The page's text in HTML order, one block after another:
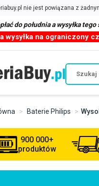
do południa a wysyłka
wysyłka na ograniczony
Baterie Philips
900 000+
produktów